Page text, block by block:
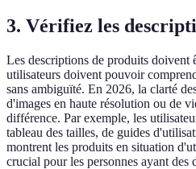
3. Vérifiez les
Les descriptions de produits doivent
utilisateurs doivent pouvoir
sans ambiguïté. En 2026, la clarté
d'images en haute résolution ou de
différence. Par exemple, les
tableau des tailles, de guides
montrent les produits en situation
crucial pour les personnes ayant des